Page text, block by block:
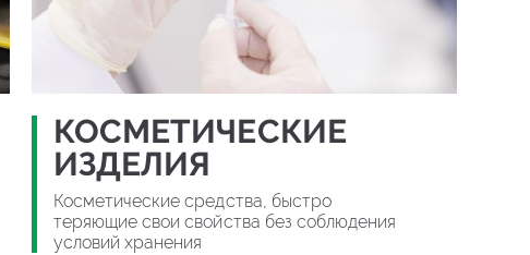
КОСМЕТИЧЕСКИЕ
ИЗДЕЛИЯ
Косметические средства, быстро
теряющие свои свойства без соблюдения
условий хранения